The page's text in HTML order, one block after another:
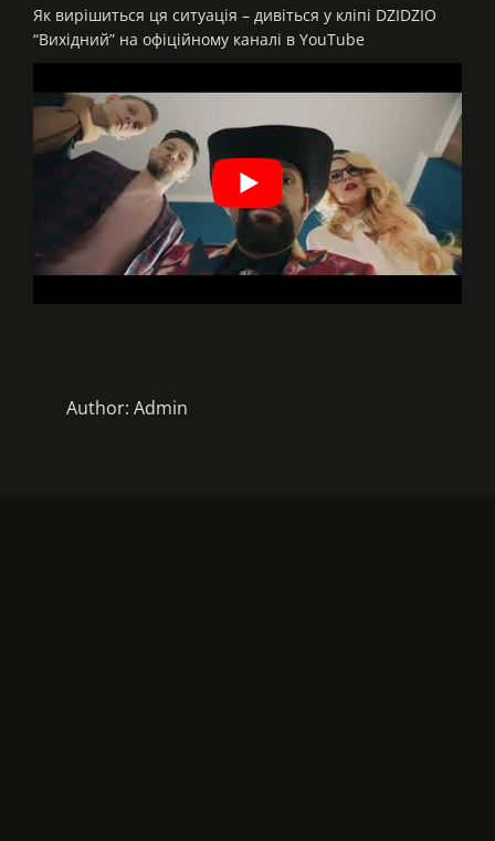
Як вирішиться ця ситуація – дивіться у кліпі DZIDZIO
“Вихідний” на офіційному каналі в YouTube
Author: Admin